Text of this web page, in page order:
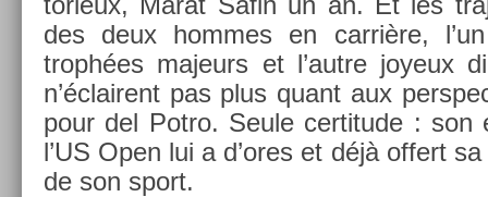
des deux hom­mes en carrière,
trophées majeurs et l’autre joyeux
n’éclairent pas plus quant aux
pour del Potro. Seule cer­titude : son
l’US Open lui a d’ores et déjà of­fert
de son sport.